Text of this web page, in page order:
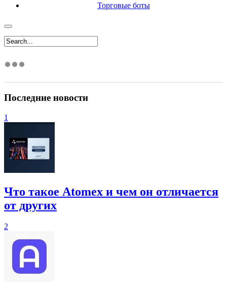
Торговые боты
Последние новости
1
Что такое Atomex и чем он отличается
от других
2